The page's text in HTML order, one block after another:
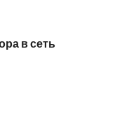
в сеть